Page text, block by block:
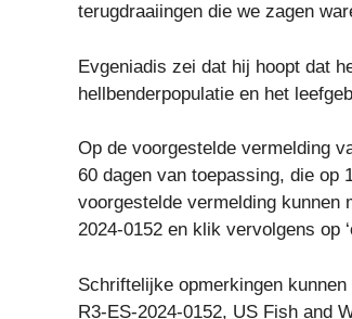
terugdraaiingen die we zagen
Evgeniadis zei dat hij hoopt dat
hellbenderpopulatie en het
Op de voorgestelde vermelding
60 dagen van toepassing, die op
voorgestelde vermelding kunnen
2024-0152 en klik vervolgens op
Schriftelijke opmerkingen
R3-ES-2024-0152, US Fish and